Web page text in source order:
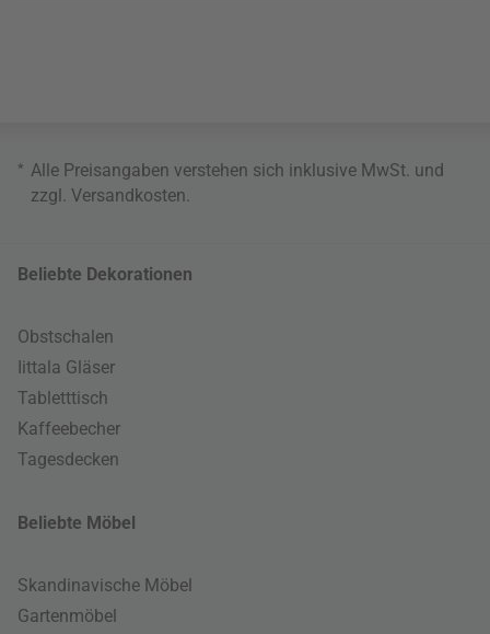
* Alle Preisangaben verstehen sich inklusive MwSt. und
zzgl. Versandkosten
Beliebte Dekorationen
Obstschalen
Iittala Gläser
Tabletttisch
Kaffeebecher
Tagesdecken
Beliebte Möbel
Skandinavische Möbel
Gartenmöbel